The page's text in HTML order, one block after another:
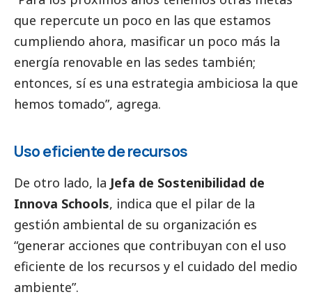
que repercute un poco en las que estamos
cumpliendo ahora, masificar un poco más la
energía renovable en las sedes también;
entonces, sí es una estrategia ambiciosa la que
hemos tomado”, agrega.
Uso eficiente de recursos
De otro lado, la Jefa de Sostenibilidad de
Innova Schools, indica que el pilar de la
gestión ambiental de su organización es
“generar acciones que contribuyan con el uso
eficiente de los recursos y el cuidado del medio
ambiente”.